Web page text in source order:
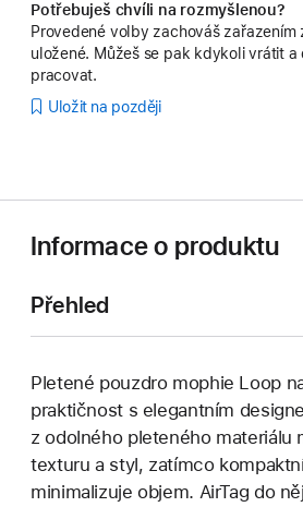
Potřebuješ chvíli na rozmyšlenou?
Provedené volby zachováš zařazením
uložené. Můžeš se pak kdykoli vrátit a
pracovat.
Uložit na později
Informace o produktu
Přehled
Pletené pouzdro mophie Loop
praktičnost s elegantním
z odolného pleteného materiálu
texturu a styl, zatímco
minimalizuje objem. AirTag do